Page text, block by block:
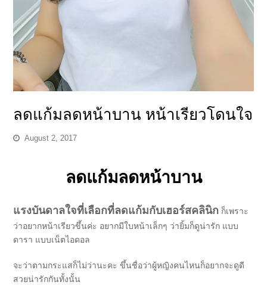
ลดแก้มลดหน้าบาน หน้าเรียวโดนใจ
August 2, 2017
ลดแก้มลดหน้าบาน
แรงบันดาลใจที่เลือกที่ลดแก้มกับเฮอร์สคลินิก ก็เพราะ
ว่าอยากหน้าเรียวขึ้นค่ะ อยากมีใบหน้าเล็กๆ ว่ายิ้มก็ดูน่ารัก แบบ
ดารา แบบเน็ตไอดอล
จะว่าตามกระแสก็ไม่ว่านะคะ ขึ้นชื่อว่าผู้หญิงคนไหนก็อยากจะดูดี
สวยน่ารักกันทั้งนั้น